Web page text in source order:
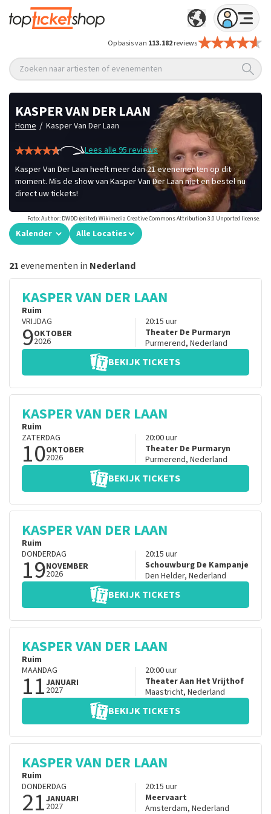
Op basis van 113.182reviews
Zoeken naar artiesten of evenementen
KASPER VAN DER LAAN
Home / Kasper Van Der Laan
Lees alle 95 reviews
Kasper Van Der Laan heeft meer dan 21 evenementen op dit
moment. Mis de show van Kasper Van Der Laan niet en bestel nu
direct uw tickets!
Foto: Author: DWDD (edited) Wikimedia Creative Commons Attribution 3.0 Unported license.
Kalender Alle Locaties
21evenementen in Nederland
KASPER VAN DER LAAN
Ruim
VRIJDAG
9OKTOBER
2026
20:15 uur
Theater De Purmaryn
Purmerend, Nederland
BEKIJK TICKETS
KASPER VAN DER LAAN
Ruim
ZATERDAG
10OKTOBER
2026
20:00uur
Theater De Purmaryn
Purmerend, Nederland
BEKIJK TICKETS
KASPER VAN DER LAAN
Ruim
DONDERDAG
19NOVEMBER
2026
20:15 uur
Schouwburg De Kampanje
Den Helder, Nederland
BEKIJK TICKETS
KASPER VAN DER LAAN
Ruim
MAANDAG
11JANUARI
2027
20:00uur
Theater Aan Het Vrijthof
Maastricht, Nederland
BEKIJK TICKETS
KASPER VAN DER LAAN
Ruim
DONDERDAG
21JANUARI
2027
20:15 uur
Meervaart
Amsterdam, Nederland